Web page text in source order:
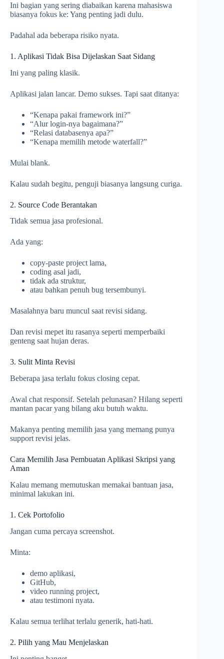
Ini bagian yang sering diabaikan karena mahasiswa
biasanya fokus ke: Yang penting jadi dulu.
Padahal ada beberapa risiko nyata.
1. Aplikasi Tidak Bisa Dijelaskan Saat Sidang
Ini yang paling klasik.
Aplikasi jalan lancar. Demo sukses. Tapi saat ditanya:
“Kenapa pakai framework ini?”
“Alur login-nya bagaimana?”
“Relasi databasenya apa?”
“Kenapa memilih metode waterfall?”
Mulai blank.
Kalau sudah begitu, penguji biasanya langsung curiga.
2. Source Code Berantakan
Tidak semua jasa profesional.
Ada yang:
copy-paste project lama,
coding asal jadi,
tidak ada struktur,
atau bahkan penuh bug tersembunyi.
Masalahnya baru muncul saat revisi sidang.
Dan revisi mepet itu rasanya seperti memperbaiki
genteng saat hujan deras.
3. Sulit Minta Revisi
Beberapa jasa terlalu fokus closing cepat.
Awal chat responsif. Setelah pelunasan? Hilang seperti
mantan pacar yang bilang aku butuh waktu.
Makanya penting memilih jasa yang memang punya
support revisi jelas.
Cara Memilih Jasa Pembuatan Aplikasi Skripsi yang
Aman
Kalau memang memutuskan memakai bantuan jasa,
minimal lakukan ini.
1. Cek Portofolio
Jangan cuma percaya screenshot.
Minta:
demo aplikasi,
GitHub,
video running project,
atau testimoni nyata.
Kalau semua terlihat terlalu generik, hati-hati.
2. Pilih yang Mau Menjelaskan